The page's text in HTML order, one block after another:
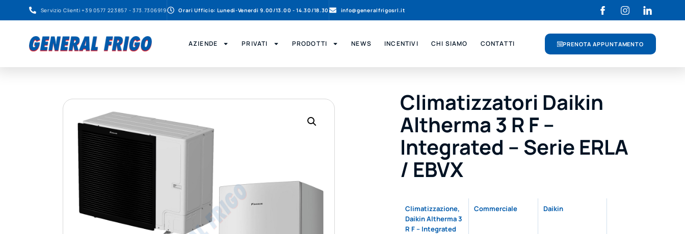
Servizio Clienti +39 0577 223857 - 373.7306919 Orari Ufficio: Lunedi-Venerdi 9.00/13.00 - 14.30/18.30 info@generalfrigosrl.it
AZIENDE PRIVATI PRODOTTI NEWS INCENTIVI CHI SIAMO CONTATTI PRENOTA APPUNTAMENTO
Climatizzatori Daikin
Altherma 3 R F –
Integrated – Serie ERLA
/ EBVX
Climatizzazione,
Daikin Altherma 3
R F – Integrated
Commerciale Daikin